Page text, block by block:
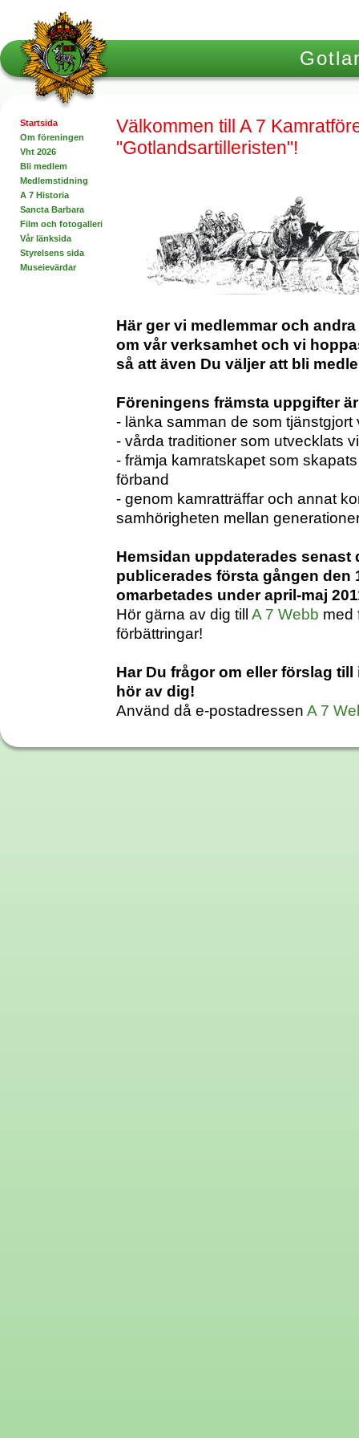
Startsida
Om föreningen
Vht 2026
Bli medlem
Medlemstidning
A 7 Historia
Sancta Barbara
Film och fotogalleri
Vår länksida
Styrelsens sida
Museievärdar
Välkommen till A 7
"Gotlandsartilleristen"!
Här ger vi medlemmar och
om vår verksamhet och vi
så att även Du väljer att bli
Föreningens främsta uppgifter
- länka samman de som tjänstgjort
- vårda traditioner som utvecklats
- främja kamratskapet som
förband
- genom kamratträffar och annat
samhörigheten mellan
Hemsidan uppdaterades senast
publicerades första gången den
omarbetades under april-maj
Hör gärna av dig till A 7 Webb med
förbättringar!
Har Du frågor om eller förslag
hör av dig!
Använd då e-postadressen A 7